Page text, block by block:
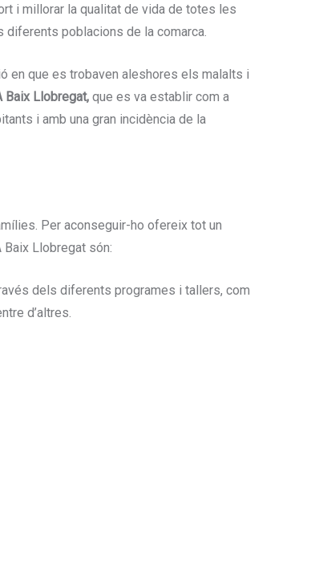
i millorar la qualitat de vida de totes les
poblacions de la comarca.
en que es trobaven aleshores els malalts i
Baix Llobregat, que es va establir com a
i amb una gran incidència de la
Per aconseguir-ho ofereix tot un
Llobregat són:
dels diferents programes i tallers, com
d’altres.